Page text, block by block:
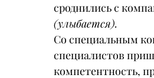
сроднились с
(улыбается).
Со специальным
специалистов
компетентность,